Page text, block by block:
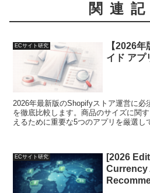
関連記
ECサイト研究
【2026
イド アプ
2026年最新版のShopifyストア運営に必
を徹底比較します。商品のサイズに関
えるために重要な5つのアプリを厳選し
ECサイト研究
[2026
Currency